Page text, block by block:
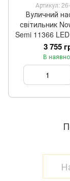
Артикул:
Вуличний
світильник
Semi 11366
K латунний
3 755
В